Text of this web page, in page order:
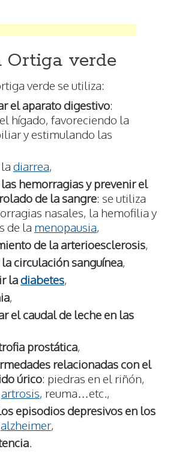
Ortiga verde
verde se utiliza:
el aparato digestivo:
hígado, favoreciendo la
y estimulando las
diarrea,
hemorragias y prevenir el
de la sangre: se utiliza
nasales, la hemofilia y
de la menopausia,
de la arterioesclerosis,
circulación sanguínea,
ladiabetes,
,
el caudal de leche en las
prostática,
relacionadas con el
úrico: piedras en el riñón,
artrosis, reuma…etc.,
episodios depresivos en los
alzheimer,
.